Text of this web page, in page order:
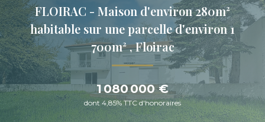
NOTRE AGENCE
RECRUTEMENT
FLOIRAC - Maison d'environ 280m²
habitable sur une parcelle d'environ 1
700m²,Floirac
1 080 000 €
dont 4,85% TTC d'honoraires